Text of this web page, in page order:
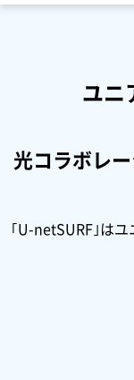
ユニ
光コラボレ
｢U-netSURF｣はユ